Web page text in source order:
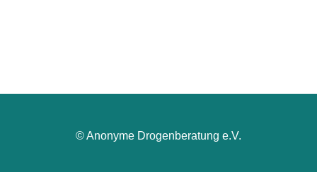
© Anonyme Drogenberatung e.V.